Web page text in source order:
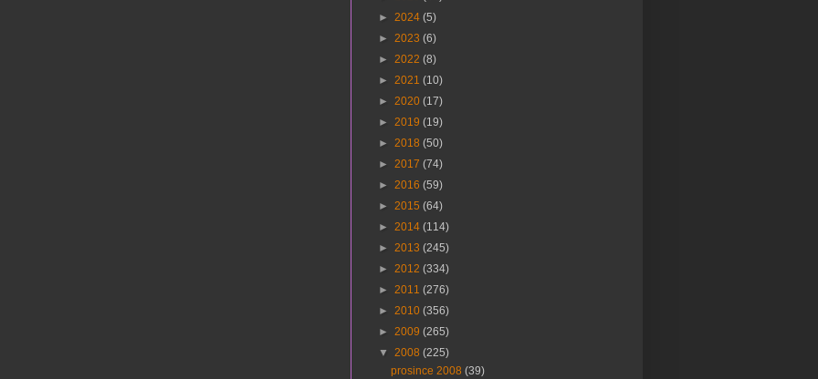
► 2024 (5)
► 2023 (6)
► 2022 (8)
► 2021 (10)
► 2020 (17)
► 2019 (19)
► 2018 (50)
► 2017 (74)
► 2016 (59)
► 2015 (64)
► 2014 (114)
► 2013 (245)
► 2012 (334)
► 2011 (276)
► 2010 (356)
► 2009 (265)
▼ 2008 (225)
prosince 2008(39)